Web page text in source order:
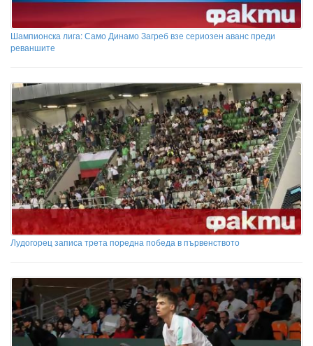
Шампионска лига: Само Динамо Загреб взе сериозен аванс преди
реваншите
Лудогорец записа трета поредна победа в първенството